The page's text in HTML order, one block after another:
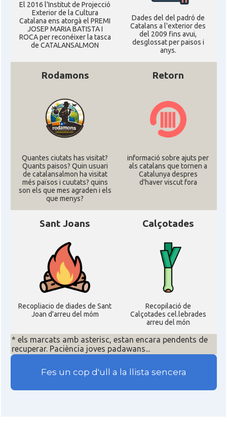
El 2016 l'Institut de Projecció
Exterior de la Cultura
Catalana ens atorgà el PREMI
JOSEP MARIA BATISTA I
ROCA per reconéixer la tasca
de CATALANSALMON
Dades del del padró de
Catalans a l'exterior des
del 2009 fins avui,
desglossat per paisos i
anys.
Rodamons
Quantes ciutats has visitat?
Quants paisos? Quin usuari
de catalansalmon ha visitat
més països i cuutats? quins
son els que mes agraden i els
que menys?
Retorn
informació sobre ajuts per
als catalans que tornen a
Catalunya despres
d'haver viscut fora
Sant Joans
Recopliacio de diades de Sant
Joan d'arreu del móm
Calçotades
Recopilació de
Calçotades cel.lebrades
arreu del món
* els marcats amb asterisc, estan encara pendents de
recuperar. Paciència joves padawans...
Fes un cop d'ull a la llista sencera